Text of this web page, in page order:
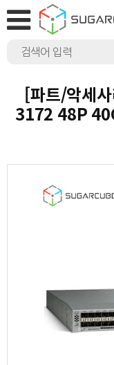
[파트/악세
3172 48P